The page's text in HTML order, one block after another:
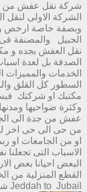
شركة نقل عفش من
الشركة الاولى
وبصفة خاصة ارخص
الجبيل والمصنفة
نقل العفش بجده و
الصدفة بل لعدة
الخدمات والمميزات
السطور كل القلق
مكتبك او شركتك
وكثرة ضواحيها
عفش من جدة الى
من حى الى حى اخر
او من الجامعات او
الاسباب التى
البعض احيانا بعض
Jeddah to Jubail شركة ا...